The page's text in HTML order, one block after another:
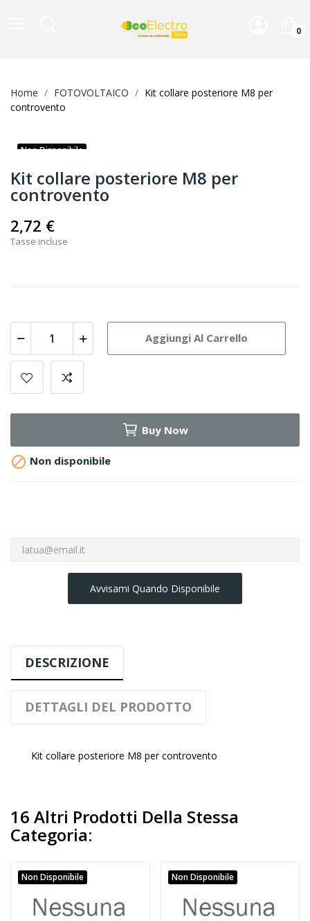
0
Home FOTOVOLTAICO
Kit collare posteriore M8 per
controvento
Non Disponibile
Kit collare posteriore M8 per
controvento
2,72 €
Tasse incluse
Aggiungi Al Carrello
Buy Now
 Non disponibile
Avvisami Quando Disponibile
DESCRIZIONE
DETTAGLI DEL PRODOTTO
Kit collare posteriore M8 per controvento
16 Altri Prodotti Della Stessa
Categoria:
Non Disponibile Non Disponibile